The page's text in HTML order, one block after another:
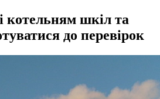
шкіл та
до перевірок